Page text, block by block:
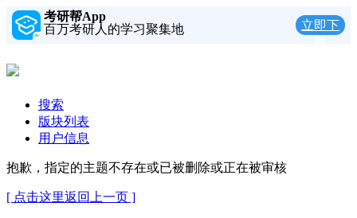
考研帮App
百万考研人的学习聚集地
立即下
搜索
版块列表
用户信息
抱歉，指定的主题不存在或已被删除或正在被审核
[ 点击这里返回上一页 ]